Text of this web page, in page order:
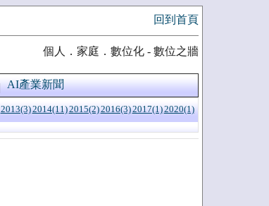
回到首頁
個人．家庭．數位化 - 數位之牆
AI產業新聞
2013(3)2014(11)2015(2)2016(3)2017(1)2020(1)